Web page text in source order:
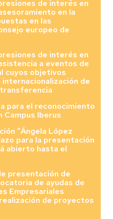
de interés en
en la
en las
europeo de
de interés en
a eventos de
cuyos objetivos
de
para el reconocimiento
Campus Iberus
"Ángela López
para la presentación
abierto hasta el
presentación de
de ayudas de
Empresariales
de proyectos